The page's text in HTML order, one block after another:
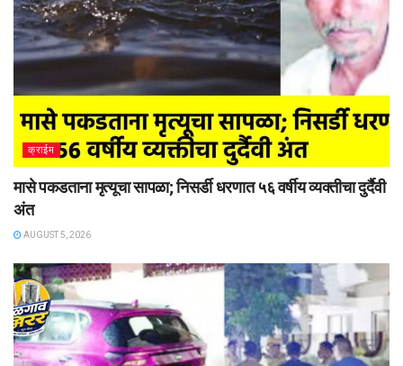
क्राईम
मासे पकडताना मृत्यूचा सापळा; निसर्डी धरणात ५६ वर्षीय व्यक्तीचा दुर्दैवी
अंत
AUGUST 5, 2026